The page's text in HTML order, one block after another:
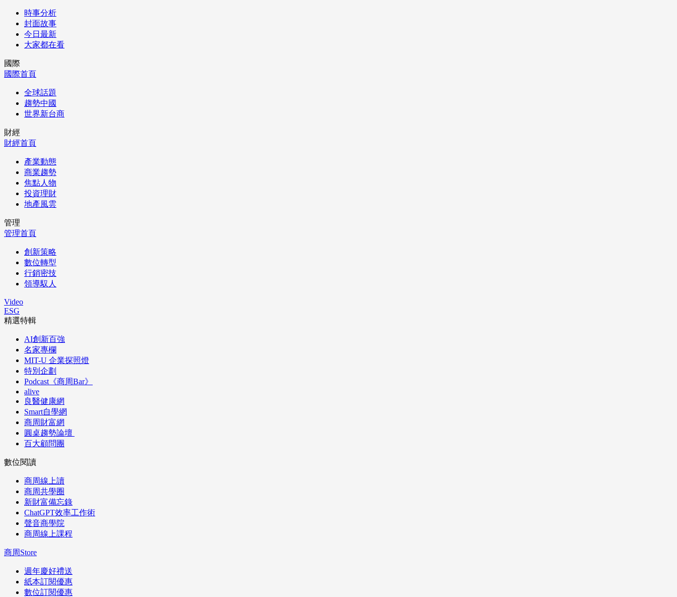
時事分析
封面故事
今日最新
大家都在看
國際
國際首頁
全球話題
趨勢中國
世界新台商
財經
財經首頁
產業動態
商業趨勢
焦點人物
投資理財
地產風雲
管理
管理首頁
創新策略
數位轉型
行銷密技
領導馭人
Video
ESG
精選特輯
AI創新百強
名家專欄
MIT-U 企業探照燈
特別企劃
Podcast《商周Bar》
alive
良醫健康網
Smart自學網
商周財富網
圓桌趨勢論壇
百大顧問團
數位閱讀
商周線上讀
商周共學圈
新財富備忘錄
ChatGPT效率工作術
聲音商學院
商周線上課程
商周Store
週年慶好禮送
紙本訂閱優惠
數位訂閱優惠